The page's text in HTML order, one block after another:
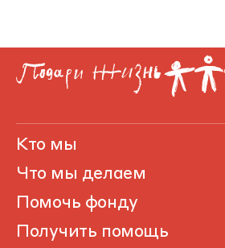
Кто мы
Что мы делаем
Помочь фонду
Получить помощь